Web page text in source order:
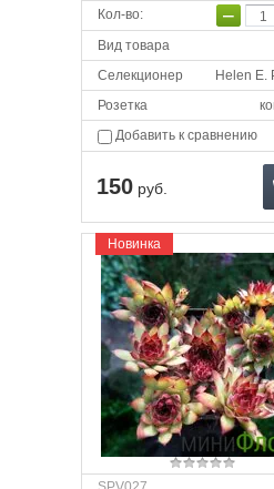
Кол-во: −
Вид товара
Селекционер
Helen E.
Розетка
Добавить к сравнению
150 руб.
Новинка